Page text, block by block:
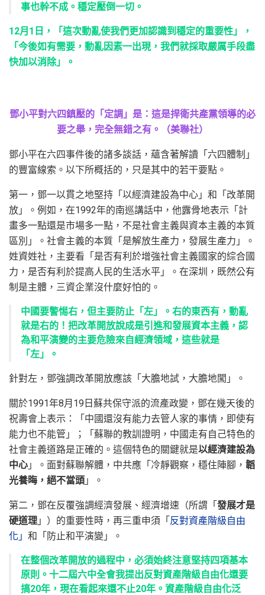
事也幹不成。穩定壓倒一切。
12月1日，「這次動亂使我們更加認識到穩定的重要性」，
「今後如有需要，動亂因素一出現，我們就採取嚴厲手段盡
快加以消除」。
鄧小平對六四鎮壓的「定調」是：這是捍衛共產黨領導的必
要之舉，完全無錯之有。（美聯社）
鄧小平在六四事件後的諸多談話，蘊含著解讀「六四體制」
的豐富線索。以下所概括的，只是其中的若干要點。
第一，鄧一以貫之地堅持「以經濟建設為中心」和「改革開
放」。例如，在1992年的南巡講話中，他露骨地表示「計
畫多一點還是市場多一點，不是社會主義與資本主義的本質
區別」。社會主義的本質「是解放生產力，發展生產力」。
姓資姓社，主要看「是否有利於增強社會主義國家的綜合國
力，是否有利於提高人民的生活水平」。在深圳，既然公有
制是主體，三資企業沒什麼好怕的。
中國要警惕右，但主要防止「左」。右的東西有，動亂
就是右的！把改革開放說成是引進和發展資本主義，認
為和平演變的主要危險來自經濟領域，這些就是
「左」。
針對左，鄧強調改革開放應該「大膽地試，大膽地闖」。
關於1991年8月19日蘇共保守派的流產政變，鄧在幾天後的
祝壽會上表示：「中國還沒有能力去管人家的事情，即使有
能力也不能管」；「蘇聯的教訓證明，中國走有自己特色的
社會主義道路是正確的。這個特色的關鍵就是以經濟建設為
中心 」。面對蘇聯解體，中共應「冷靜觀察，穩住陣腳， 韜
光養晦，絕不當頭 」。
第二，鄧在反覆強調經濟發展、經濟增速（所謂「 發展才是
硬道理 」）的重要性時，再三重申須「 反對資產階級自由
化」 和「防止和平演變」。
在整個改革開放的過程中，必須始終注意堅持四項基本
原則。十二屆六中全會我提出反對資產階級自由化還要
搞20年，現在看起來還不止20年。資產階級自由化泛